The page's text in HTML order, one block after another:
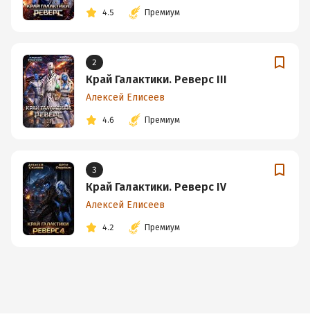
4.5 Премиум
2
Край Галактики. Реверс III
Алексей Елисеев
4.6 Премиум
3
Край Галактики. Реверс IV
Алексей Елисеев
4.2 Премиум